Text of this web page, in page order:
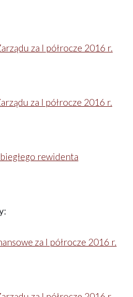
za I półrocze 2016 r.
za I półrocze 2016 r.
rewidenta
za I półrocze 2016 r.